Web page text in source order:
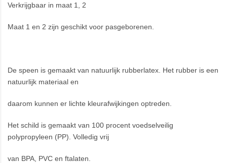
Verkrijgbaar in maat 1, 2
Maat 1 en 2 zijn geschikt voor pasgeborenen.
De speen is gemaakt van natuurlijk rubberlatex. Het rubber is een
natuurlijk materiaal en
daarom kunnen er lichte kleurafwijkingen optreden.
Het schild is gemaakt van 100 procent voedselveilig
polypropyleen (PP). Volledig vrij
van BPA, PVC en ftalaten.